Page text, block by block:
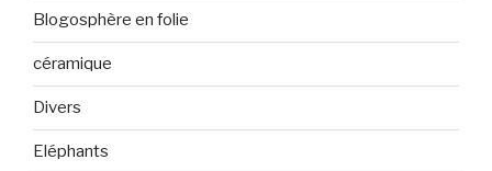
Blogosphère en folie
céramique
Divers
Eléphants